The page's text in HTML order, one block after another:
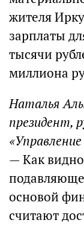
жителя
зарплаты
тысячи
миллиона
Наталья
президент,
— Как видно
основой
считают